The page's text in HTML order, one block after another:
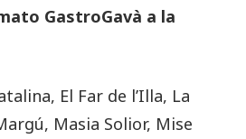
GastroGavà a la
El Far de l’Illa, La
Masia Solior, Mise